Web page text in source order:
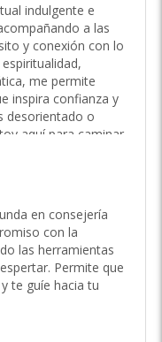
indulgente e
a las
y conexión con lo
me permite
inspira confianza y
desorientado o
aquí para caminar
indulgente e
a las
y conexión con lo
en consejería
con la
las herramientas
Permite que
te guíe hacia tu